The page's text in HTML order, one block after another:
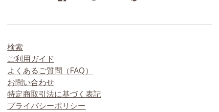
検索
ご利用ガイド
よくあるご質問（FAQ）
お問い合わせ
特定商取引法に基づく表記
プライバシーポリシー